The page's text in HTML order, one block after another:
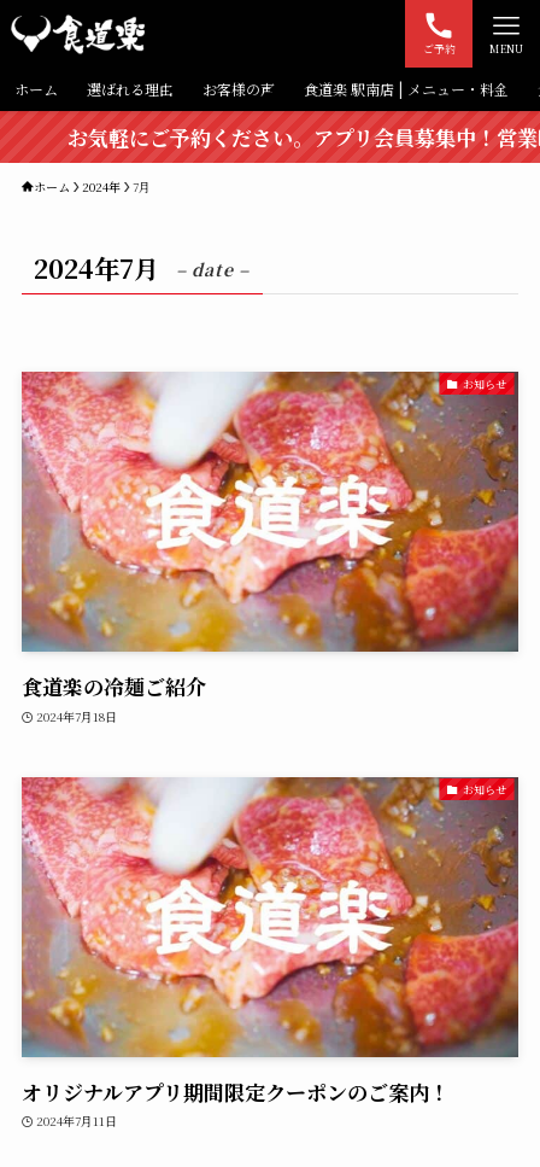
ご予約 MENU
ホーム 選ばれる理由 お客様の声 食道楽 駅南店 | メニュー・料金
お気軽にご予約ください。アプリ会員募集中！営業
ホーム 2024年 7月
2024年7月 – date –
お知らせ
食道楽の冷麺ご紹介
2024年7月18日
お知らせ
オリジナルアプリ期間限定クーポンのご案内！
2024年7月11日